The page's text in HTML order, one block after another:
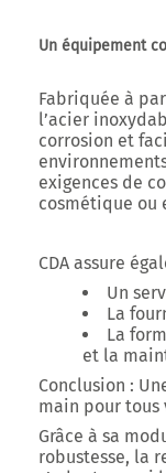
Un équipement
Fabriquée à
l’acier
corrosion et
exigences de
cosmétique ou
CDA assure
Un
La
La
et la
Conclusion :
main pour
Grâce à sa
robustesse, la